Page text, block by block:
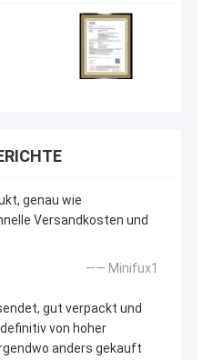
genau wie
Versandkosten und
—— Minifux1
gut verpackt und
von hoher
anders gekauft